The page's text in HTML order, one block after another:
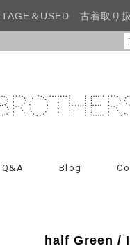
＆USED 古着取り
Q&A Blog
half Green /